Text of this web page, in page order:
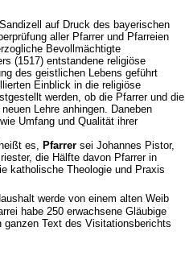
auf Druck des bayerischen
aller Pfarrer und Pfarreien
Bevollmächtigte
(1517) entstandene religiöse
des geistlichen Lebens geführt
Einblick in die religiöse
werden, ob die Pfarrer und die
Lehre anhingen. Daneben
Umfang und Qualität ihrer
es, Pfarrer sei Johannes Pistor,
die Hälfte davon Pfarrer in
katholische Theologie und Praxis
werde von einem alten Weib
habe 250 erwachsene Gläubige
Text des Visitationsberichts